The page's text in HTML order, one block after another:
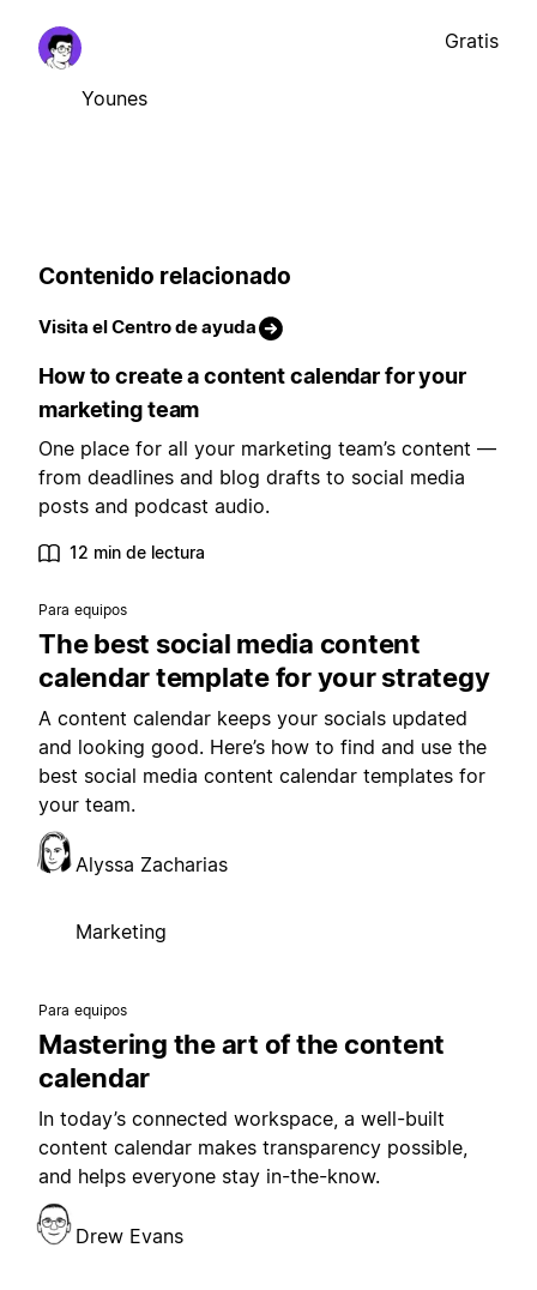
Younes
Gratis
Contenido relacionado
Visita el Centro de ayuda
How to create a content calendar for your
marketing team
One place for all your marketing team’s content —
from deadlines and blog drafts to social media
posts and podcast audio.
12 min de lectura
Para equipos
The best social media content
calendar template for your strategy
A content calendar keeps your socials updated
and looking good. Here’s how to find and use the
best social media content calendar templates for
your team.
Alyssa Zacharias
Marketing
Para equipos
Mastering the art of the content
calendar
In today’s connected workspace, a well-built
content calendar makes transparency possible,
and helps everyone stay in-the-know.
Drew Evans